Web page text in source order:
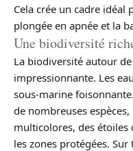
Cela crée un cadre idéal
plongée en apnée et la
Une biodiversité
La biodiversité autour
impressionnante. Les
sous-marine
de nombreuses
multicolores, des étoiles
les zones protégées.